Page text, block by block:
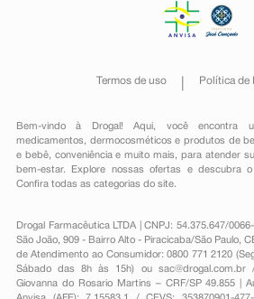
Termos de uso Política de
Bem-vindo à Drogal! Aqui, você encontra
medicamentos , dermocosméticos e produtos de
e bebê, conveniênciae muito mais, para atender
bem-estar. Explore nossas ofertas e descubra
Confira todas as categorias do site.
Drogal Farmacêutica LTDA | CNPJ: 54.375.647/
São João, 909 - Bairro Alto - Piracicaba/São Paulo,
de Atendimento ao Consumidor: 0800 771 2120
Sábado das 8h às 15h) ou sac@drogal.com.br/
Giovanna do Rosario Martins – CRF/SP 49.855 |